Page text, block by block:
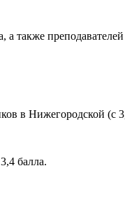
также
в Нижегородской (с
балла.